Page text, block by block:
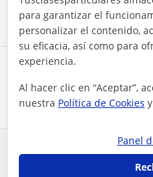
Comparte a este
¿Hay algún error en
para garantizar el
personalizar el contenido,
su eficacia, así como para
experiencia.
Al hacer clic en “Aceptar”,
nuestra Política de Cookies y
Panel